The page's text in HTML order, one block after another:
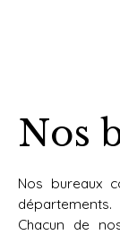
Nos
Nos bureaux
départements.
Chacun de